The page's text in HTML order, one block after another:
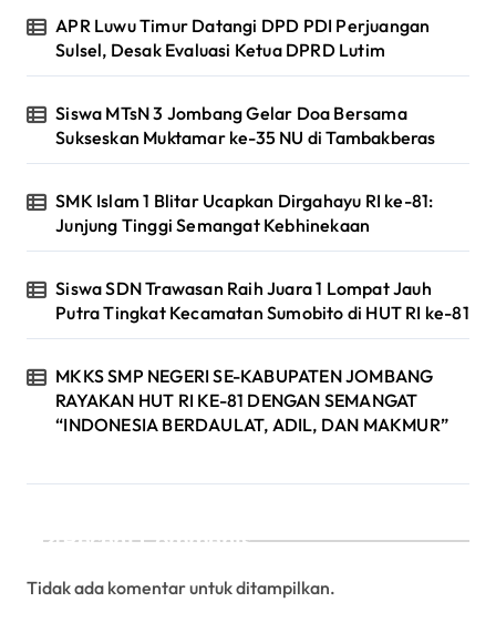
APR Luwu Timur Datangi DPD PDI Perjuangan
Sulsel, Desak Evaluasi Ketua DPRD Lutim
Siswa MTsN 3 Jombang Gelar Doa Bersama
Sukseskan Muktamar ke-35 NU di Tambakberas
SMK Islam 1 Blitar Ucapkan Dirgahayu RI ke-81:
Junjung Tinggi Semangat Kebhinekaan
Siswa SDN Trawasan Raih Juara 1 Lompat Jauh
Putra Tingkat Kecamatan Sumobito di HUT RI ke-81
MKKS SMP NEGERI SE-KABUPATEN JOMBANG
RAYAKAN HUT RI KE-81 DENGAN SEMANGAT
“INDONESIA BERDAULAT, ADIL, DAN MAKMUR”
Recent Comments
Tidak ada komentar untuk ditampilkan.